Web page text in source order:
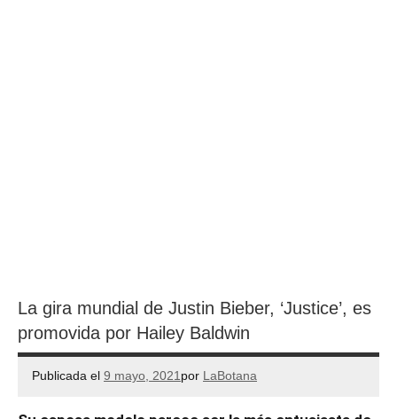
La gira mundial de Justin Bieber, ‘Justice’, es
promovida por Hailey Baldwin
Publicada el 9 mayo, 2021por LaBotana